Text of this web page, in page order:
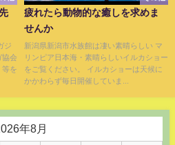
ジ
協会
等を
疲れたら動物的な癒しを求めま
せんか
新潟県新潟市水族館は凄い素晴らしい マ
リンピア日本海・素晴らしいイルカショー
をご覧ください。 イルカショーは天候に
かかわらず毎日開催していま...
年8月